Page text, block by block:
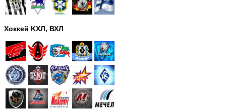
Хоккей KХЛ, ВХЛ